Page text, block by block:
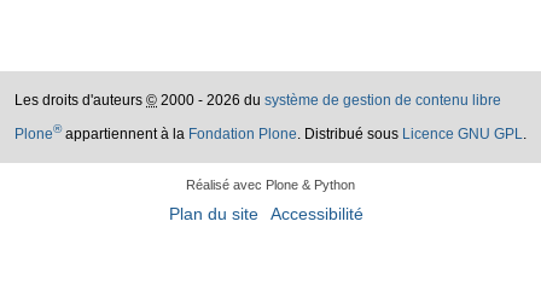
Les droits d'auteurs © 2000 - 2026 du système de gestion de contenu libre
Plone®appartiennent à la Fondation Plone. Distribué sous Licence GNU GPL.
Réalisé avec Plone & Python
Plan du site Accessibilité